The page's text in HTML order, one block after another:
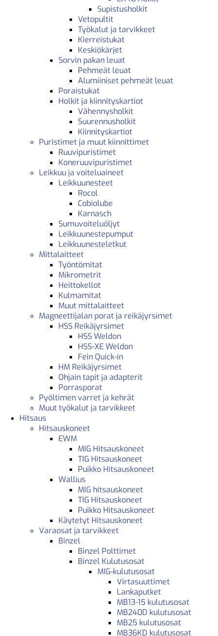
Supistusholkit
Vetopultit
Työkalut ja tarvikkeet
Kierreistukat
Keskiökärjet
Sorvin pakan leuat
Pehmeät leuat
Alumiiniset pehmeät leuat
Poraistukat
Holkit ja kiinnityskartiot
Vähennysholkit
Suurennusholkit
Kiinnityskartiot
Puristimet ja muut kiinnittimet
Ruuvipuristimet
Koneruuvipuristimet
Leikkuu ja voiteluaineet
Leikkuunesteet
Rocol
Cobiolube
Karnasch
Sumuvoiteluöljyt
Leikkuunestepumput
Leikkuunesteletkut
Mittalaitteet
Työntömitat
Mikrometrit
Heittokellot
Kulmamitat
Muut mittalaitteet
Magneettijalan porat ja reikäjyrsimet
HSS Reikäjyrsimet
HSS Weldon
HSS-XE Weldon
Fein Quick-in
HM Reikäjyrsimet
Ohjain tapit ja adapterit
Porrasporat
Pyöltimen varret ja kehrät
Muut työkalut ja tarvikkeet
Hitsaus
Hitsauskoneet
EWM
MIG Hitsauskoneet
TIG Hitsauskoneet
Puikko Hitsauskoneet
Wallius
MIG hitsauskoneet
TIG Hitsauskoneet
Puikko Hitsauskoneet
Käytetyt Hitsauskoneet
Varaosat ja tarvikkeet
Binzel
Binzel Polttimet
Binzel Kulutusosat
MIG-kulutusosat
Virtasuuttimet
Lankaputket
MB13-15 kulutusosat
MB240D kulutusosat
MB25 kulutusosat
MB36KD kulutusosat